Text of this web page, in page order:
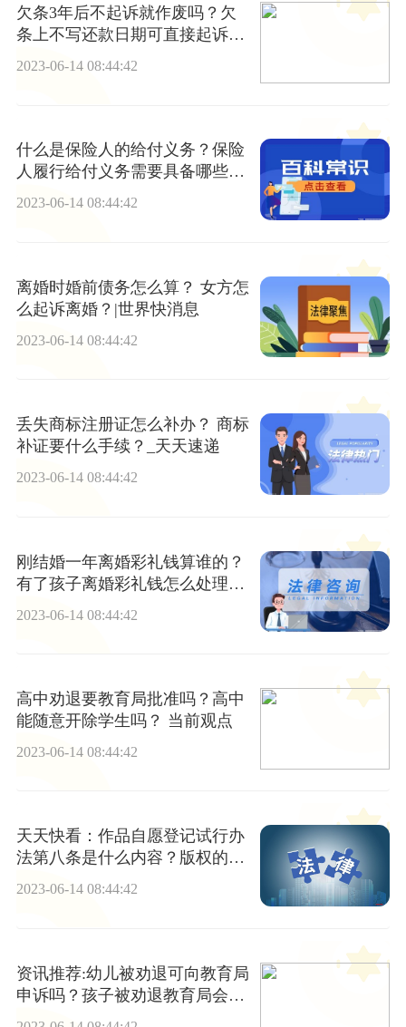
欠条3年后不起诉就作废吗？欠
条上不写还款日期可直接起诉
吗？|环球观点
2023-06-14 08:44:42
什么是保险人的给付义务？保险
人履行给付义务需要具备哪些条
件？
2023-06-14 08:44:42
离婚时婚前债务怎么算？ 女方怎
么起诉离婚？|世界快消息
2023-06-14 08:44:42
丢失商标注册证怎么补办？ 商标
补证要什么手续？_天天速递
2023-06-14 08:44:42
刚结婚一年离婚彩礼钱算谁的？
有了孩子离婚彩礼钱怎么处理？-
2023-06-14 08:44:42
高中劝退要教育局批准吗？高中
能随意开除学生吗？ 当前观点
2023-06-14 08:44:42
天天快看：作品自愿登记试行办
法第八条是什么内容？版权的申
请材料有哪些？
2023-06-14 08:44:42
资讯推荐:幼儿被劝退可向教育局
申诉吗？孩子被劝退教育局会管